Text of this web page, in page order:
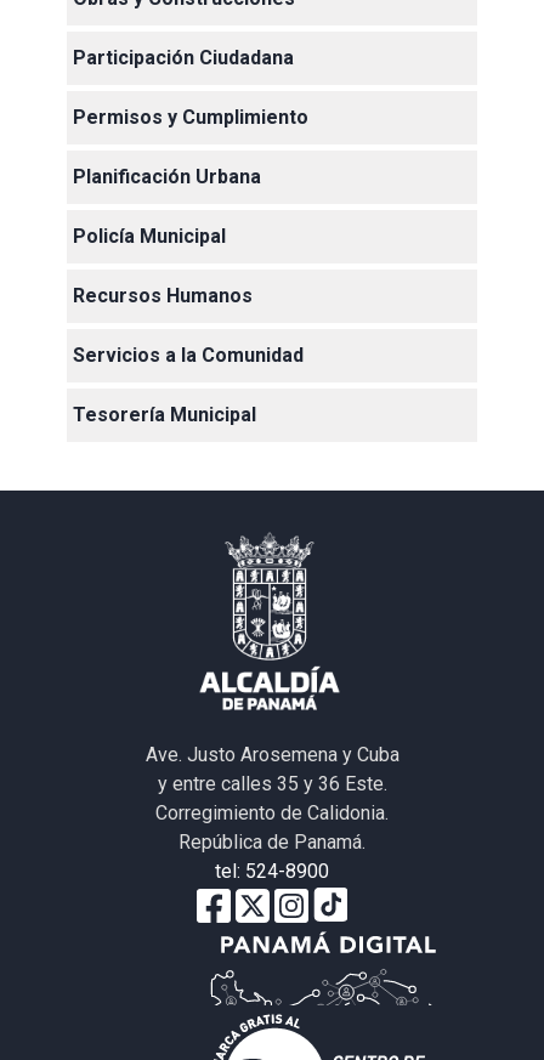
Participación Ciudadana
Permisos y Cumplimiento
Planificación Urbana
Policía Municipal
Recursos Humanos
Servicios a la Comunidad
Tesorería Municipal
Ave. Justo Arosemena y Cuba
y entre calles 35 y 36 Este.
Corregimiento de Calidonia.
República de Panamá.
tel: 524-8900